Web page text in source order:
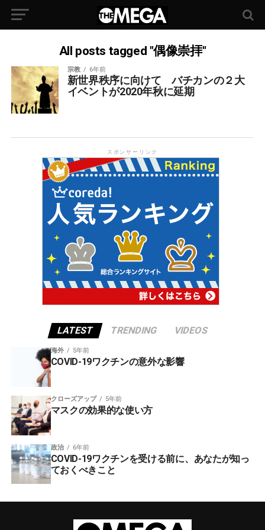
All posts tagged "偶像崇拝"
宗教 6年前
新世界秩序に向けて バチカンの２大
イベントが2020年秋に延期
スポンサーリンク
LATEST TRENDING VIDEOS
海外 5年前
COVID-19ワクチンの意外な影響
クローズアップ 5年前
マスクの効果的な使い方
政治 6年前
COVID-19ワクチンを受ける前に、あなたが知っ
ておくべきこと